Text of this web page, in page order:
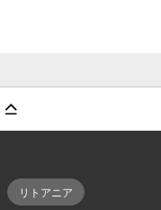
リトアニア